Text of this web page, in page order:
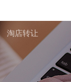
淘店转让